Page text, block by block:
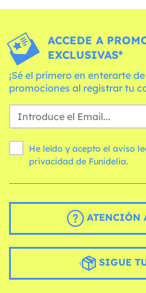
ACCEDE A
EXCLUSIVAS*
¡Sé el primero en enterarte
promociones al registrar tu
He leído y acepto el aviso
privacidad de Funidelia.
ATENCIÓN
SIGUE